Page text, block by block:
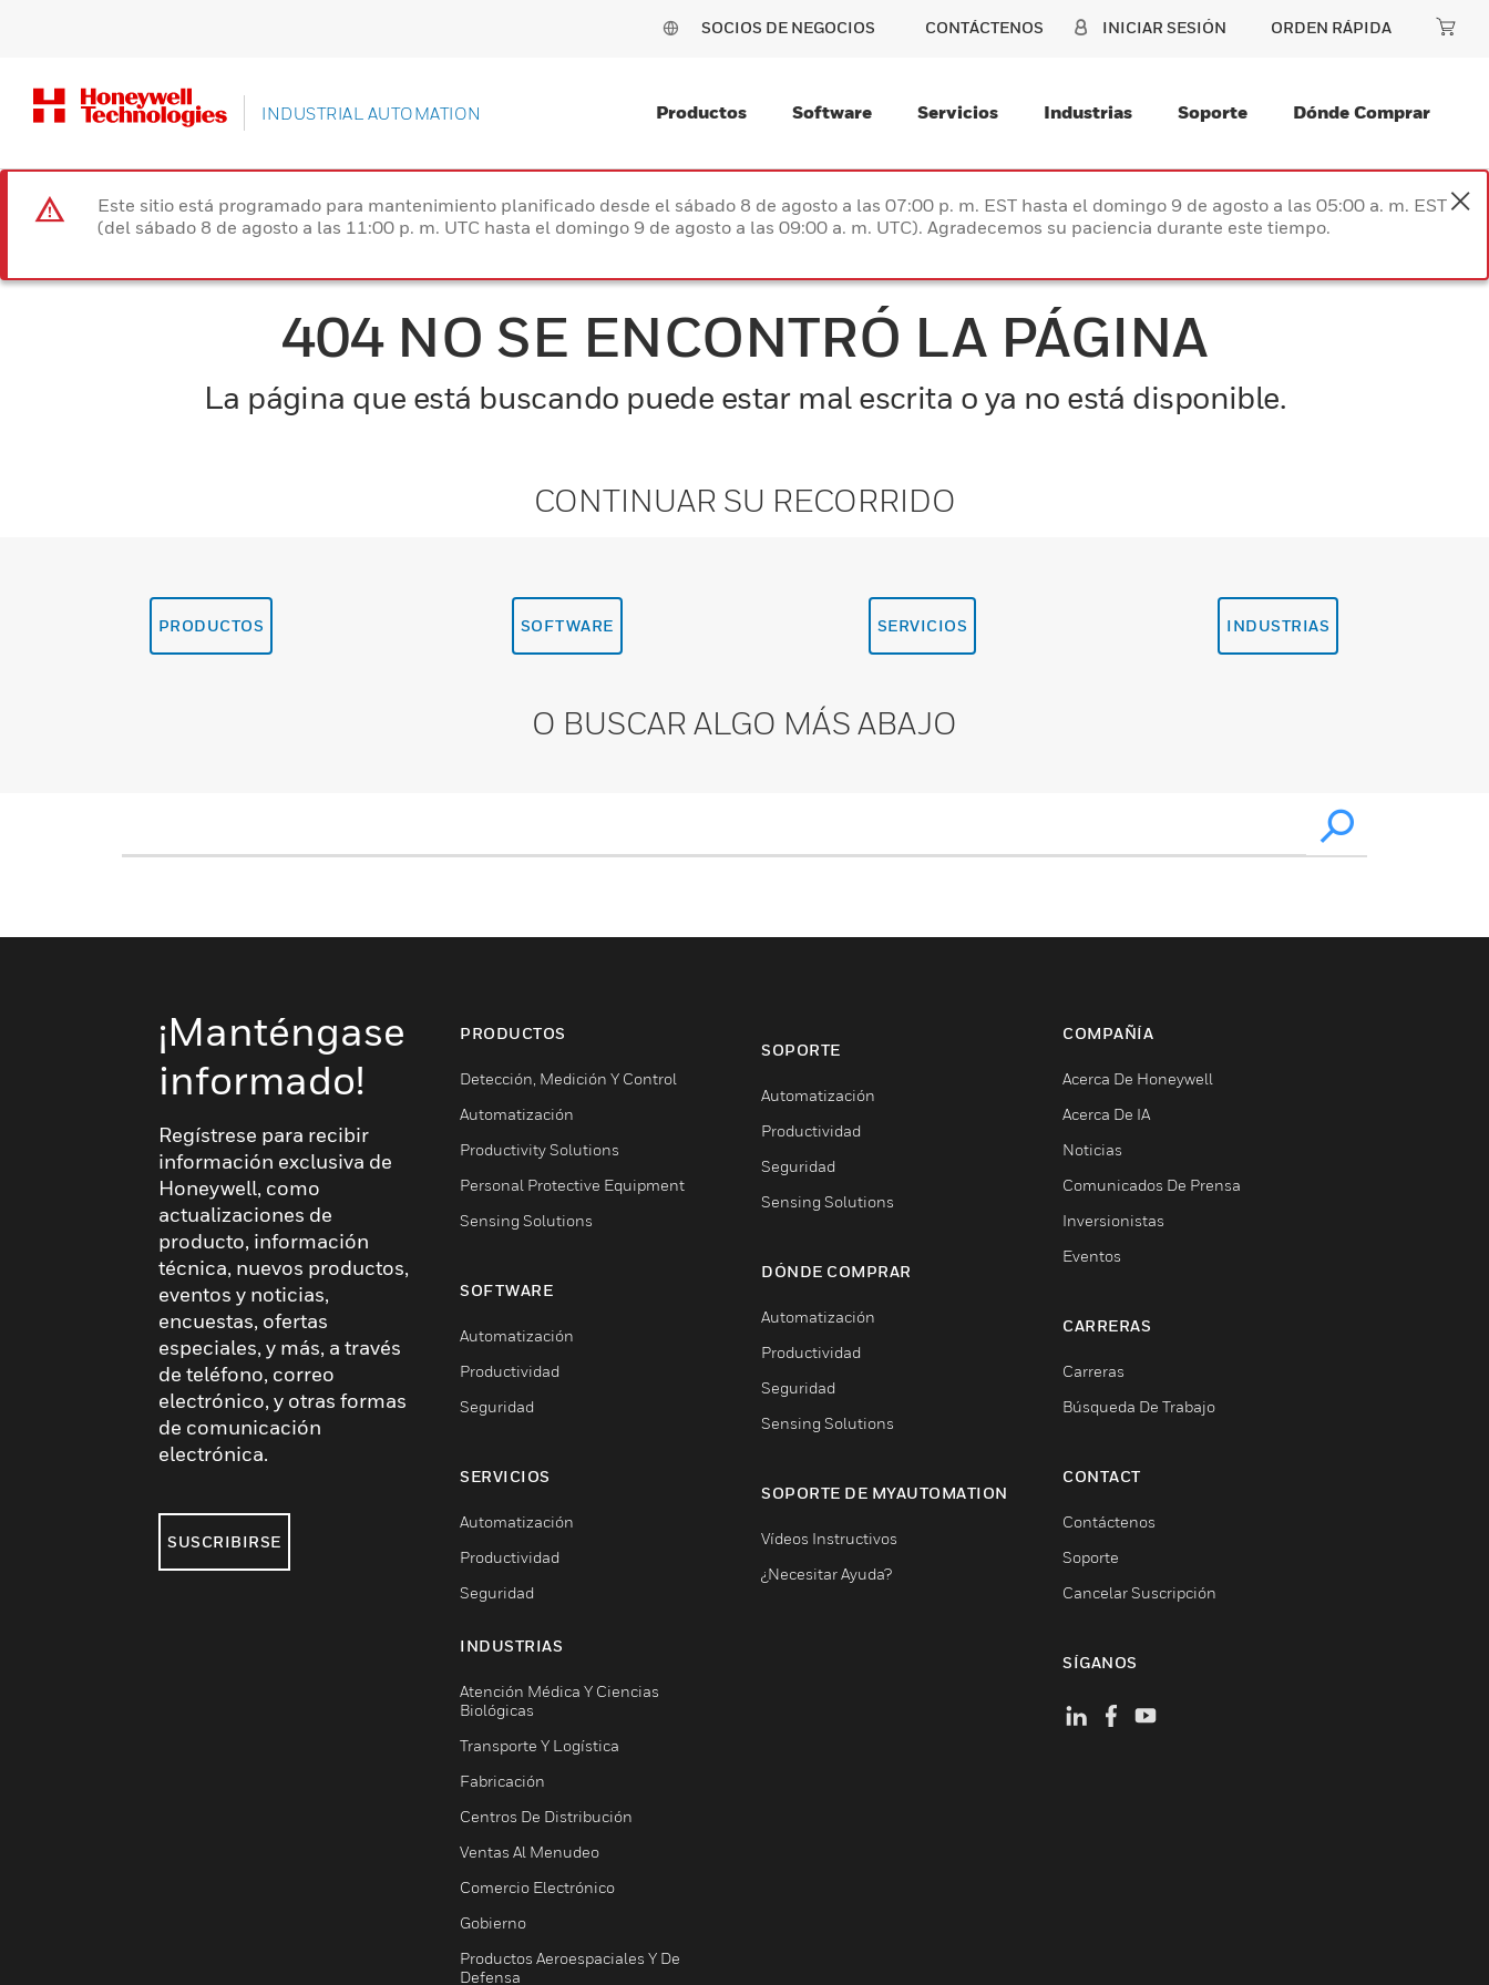
SOCIOS DE NEGOCIOS CONTÁCTENOS INICIAR SESIÓN ORDEN RÁPIDA
INDUSTRIAL AUTOMATION Productos Software Servicios Industrias Soporte Dónde Comprar
Este sitio está programado para mantenimiento planificado desde el sábado 8 de agosto a las 07:00 p. m. EST hasta el domingo 9 de agosto a las 05:00 a. m. EST
(del sábado 8 de agosto a las 11:00 p. m. UTC hasta el domingo 9 de agosto a las 09:00 a. m. UTC). Agradecemos su paciencia durante este tiempo.
404 NO SE ENCONTRÓ LA PÁGINA
La página que está buscando puede estar mal escrita o ya no está disponible.
CONTINUAR SU RECORRIDO
PRODUCTOS SOFTWARE SERVICIOS INDUSTRIAS
O BUSCAR ALGO MÁS ABAJO
¡Manténgase
informado!
Regístrese para recibir
información exclusiva de
Honeywell, como
actualizaciones de
producto, información
técnica, nuevos productos,
eventos y noticias,
encuestas, ofertas
especiales, y más, a través
de teléfono, correo
electrónico, y otras formas
de comunicación
electrónica.
SUSCRIBIRSE
PRODUCTOS
Detección, Medición Y Control
Automatización
Productivity Solutions
Personal Protective Equipment
Sensing Solutions
SOFTWARE
Automatización
Productividad
Seguridad
SERVICIOS
Automatización
Productividad
Seguridad
INDUSTRIAS
Atención Médica Y Ciencias
Biológicas
Transporte Y Logística
Fabricación
Centros De Distribución
Ventas Al Menudeo
Comercio Electrónico
Gobierno
Productos Aeroespaciales Y De
Defensa
SOPORTE
Automatización
Productividad
Seguridad
Sensing Solutions
DÓNDE COMPRAR
Automatización
Productividad
Seguridad
Sensing Solutions
SOPORTE DE MYAUTOMATION
Vídeos Instructivos
¿Necesitar Ayuda?
COMPAÑÍA
Acerca De Honeywell
Acerca De IA
Noticias
Comunicados De Prensa
Inversionistas
Eventos
CARRERAS
Carreras
Búsqueda De Trabajo
CONTACT
Contáctenos
Soporte
Cancelar Suscripción
SÍGANOS